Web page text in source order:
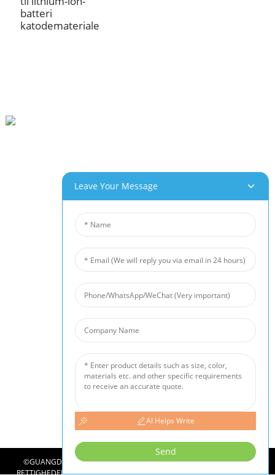
batteri
katodemateriale
Sales@chinabeihai.net
Vores Produkter
Virksomhedsnyheder
©GUANGDONG ICP NR. 09049290-2COPYRIGHT - 2010-2024: ALLE
RETTIGHEDER FORBEHOLDES.SITEMAP-SITEMAPTRANS-TOPSØGNING
Leave Your Message
AI Helps Write
Send